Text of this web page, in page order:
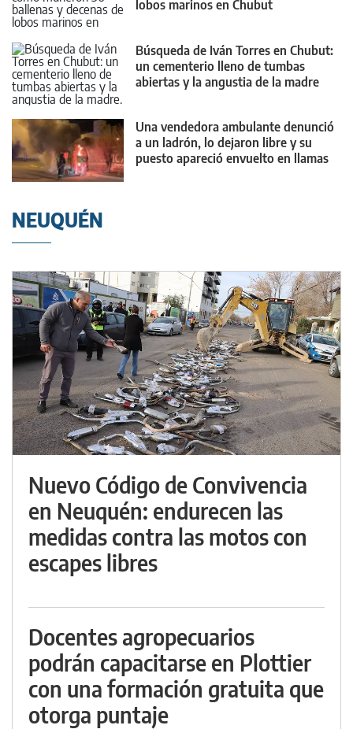
lobos marinos en Chubut
Búsqueda de Iván Torres en Chubut:
un cementerio lleno de tumbas
abiertas y la angustia de la madre
Una vendedora ambulante denunció
a un ladrón, lo dejaron libre y su
puesto apareció envuelto en llamas
NEUQUÉN
Nuevo Código de Convivencia
en Neuquén: endurecen las
medidas contra las motos con
escapes libres
Docentes agropecuarios
podrán capacitarse en Plottier
con una formación gratuita que
otorga puntaje